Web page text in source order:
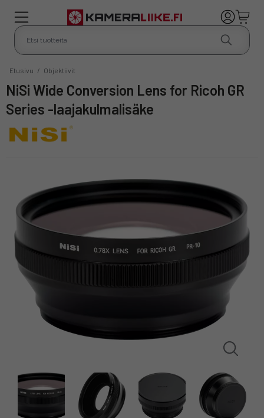
Etusivu / Objektiivit
NiSi Wide Conversion Lens for Ricoh GR
Series -laajakulmalisäke